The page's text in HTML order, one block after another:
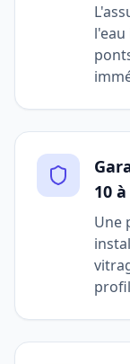
10
Une